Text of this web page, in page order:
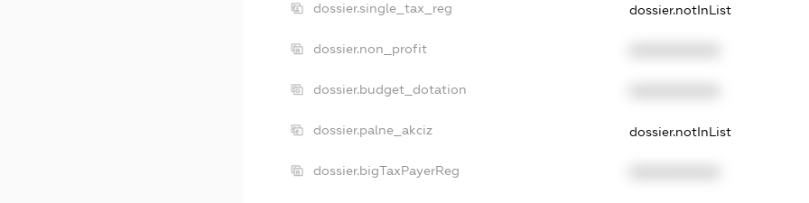
dossier.single_tax_reg dossier.notInList
dossier.non_profit
dossier.budget_dotation
dossier.palne_akciz dossier.notInList
dossier.bigTaxPayerReg